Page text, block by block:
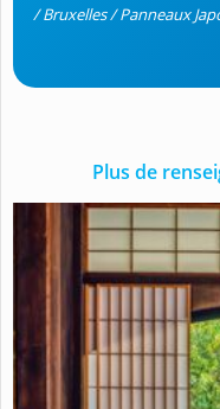
/ Bruxelles / Panneaux
Plus de